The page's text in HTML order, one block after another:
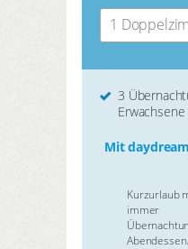
1
3
Mit
Kurzurlaub
immer
Abendessen.